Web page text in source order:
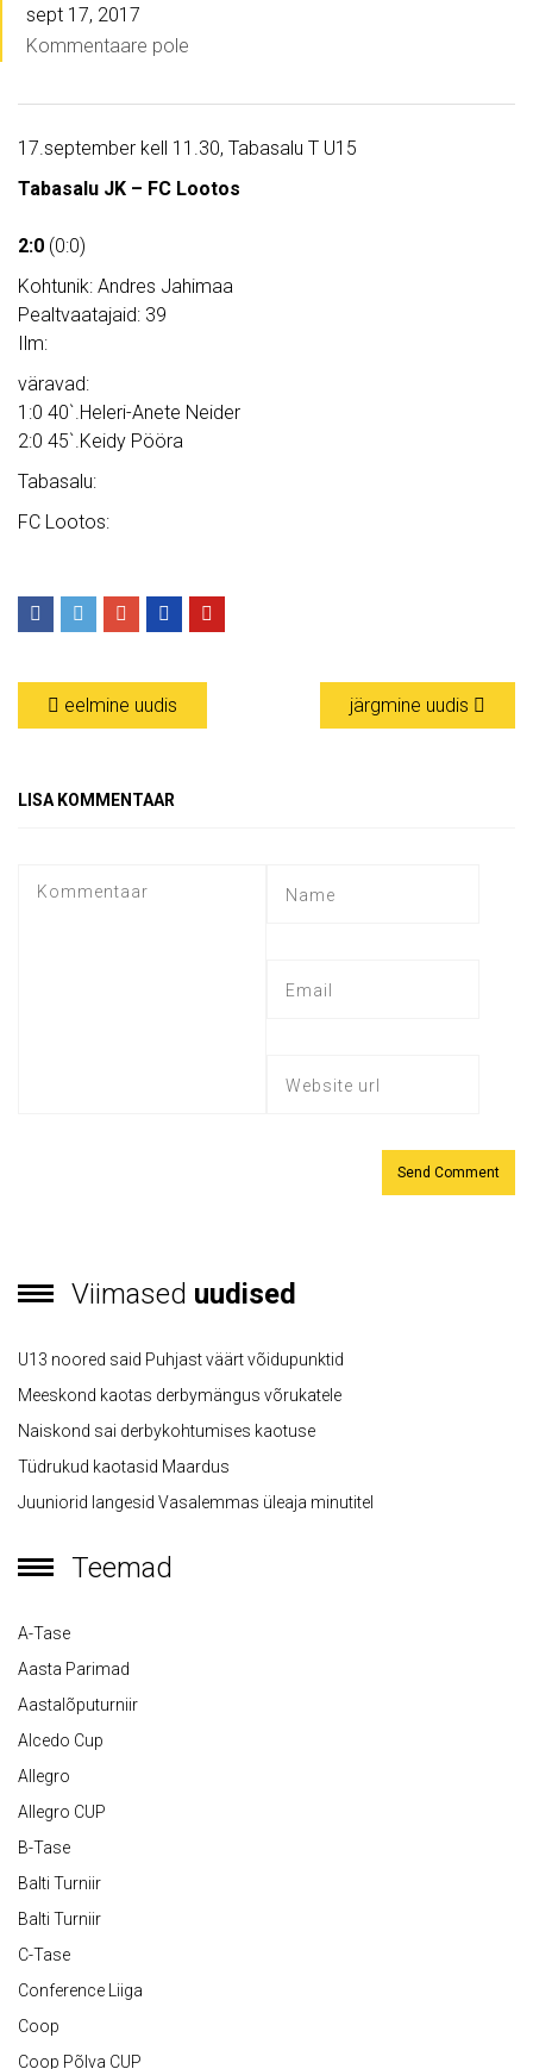
sept 17, 2017
Kommentaare pole
17.september kell 11.30, Tabasalu T U15
Tabasalu JK – FC Lootos
2:0 (0:0)
Kohtunik: Andres Jahimaa
Pealtvaatajaid: 39
Ilm:
väravad:
1:0 40`.Heleri-Anete Neider
2:0 45`.Keidy Pööra
Tabasalu:
FC Lootos:
eelmine uudis järgmine uudis
LISA KOMMENTAAR
Viimased uudised
U13 noored said Puhjast väärt võidupunktid
Meeskond kaotas derbymängus võrukatele
Naiskond sai derbykohtumises kaotuse
Tüdrukud kaotasid Maardus
Juuniorid langesid Vasalemmas üleaja minutitel
Teemad
A-Tase
Aasta Parimad
Aastalõputurniir
Alcedo Cup
Allegro
Allegro CUP
B-Tase
Balti Turniir
Balti Turniir
C-Tase
Conference Liiga
Coop
Coop Põlva CUP